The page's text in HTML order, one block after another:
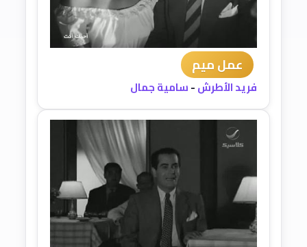
عمل ميم
فريد الأطرش-سامية جمال